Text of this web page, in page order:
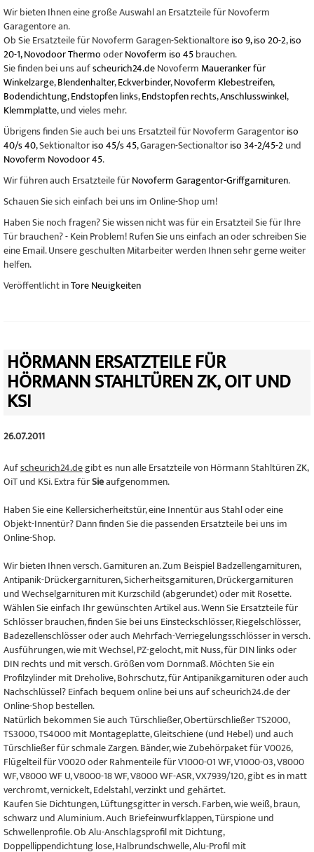
Wir bieten Ihnen eine große Auswahl an Ersatzteile für Novoferm
Garagentore an.
Ob Sie Ersatzteile für Novoferm Garagen-Sektionaltoreiso 9, iso 20-2,iso
20-1, Novodoor ThermooderNovoferm iso 45brauchen.
Sie finden bei uns aufscheurich24.deNovoferm Maueranker für
Winkelzarge,Blendenhalter,Eckverbinder,Novoferm Klebestreifen,
Bodendichtung,Endstopfen links,Endstopfen rechts,Anschlusswinkel,
Klemmplatte, und vieles mehr.
Übrigens finden Sie auch bei uns Ersatzteil für Novoferm Garagentoriso
40/s 40, Sektionaltoriso 45/s 45, Garagen-Sectionaltoriso 34-2/45-2und
Novoferm Novodoor 45.
Wir führen auch Ersatzteile fürNovoferm Garagentor-Griffgarnituren.
Schauen Sie sich einfach bei uns im Online-Shop um!
Haben Sie noch fragen? Sie wissen nicht was für ein Ersatzteil Sie für Ihre
Tür brauchen? - Kein Problem! Rufen Sie uns einfach an oder schreiben Sie
eine Email. Unsere geschulten Mitarbeiter werden Ihnen sehr gerne weiter
helfen.
Veröffentlicht inTore Neuigkeiten
HÖRMANN ERSATZTEILE FÜR
HÖRMANN STAHLTÜREN ZK, OIT UND
KSI
26.07.2011
Aufscheurich24.degibt es nun alle Ersatzteile von Hörmann Stahltüren ZK,
OiT und KSi. Extra fürSieaufgenommen.
Haben Sie eine Kellersicherheitstür, eine Innentür aus Stahl oder eine
Objekt-Innentür? Dann finden Sie die passenden Ersatzteile bei uns im
Online-Shop.
Wir bieten Ihnen versch. Garnituren an. Zum Beispiel Badzellengarnituren,
Antipanik-Drückergarnituren, Sicherheitsgarnituren, Drückergarnituren
und Wechselgarnituren mit Kurzschild (abgerundet) oder mit Rosette.
Wählen Sie einfach Ihr gewünschten Artikel aus. Wenn Sie Ersatzteile für
Schlösser brauchen, finden Sie bei uns Einsteckschlösser, Riegelschlösser,
Badezellenschlösser oder auch Mehrfach-Verriegelungsschlösser in versch.
Ausführungen, wie mit Wechsel, PZ-gelocht, mit Nuss, für DIN links oder
DIN rechts und mit versch. Größen vom Dornmaß. Möchten Sie ein
Profilzylinder mit Dreholive, Bohrschutz, für Antipanikgarnituren oder auch
Nachschlüssel? Einfach bequem online bei uns auf scheurich24.de der
Online-Shop bestellen.
Natürlich bekommen Sie auch Türschließer, Obertürschließer TS2000,
TS3000, TS4000 mit Montageplatte, Gleitschiene (und Hebel) und auch
Türschließer für schmale Zargen. Bänder, wie Zubehörpaket für V0026,
Flügelteil für V0020 oder Rahmenteile für V1000-01 WF, V1000-03, V8000
WF, V8000 WF U, V8000-18 WF, V8000 WF-ASR, VX7939/120, gibt es in matt
verchromt, vernickelt, Edelstahl, verzinkt und gehärtet.
Kaufen Sie Dichtungen, Lüftungsgitter in versch. Farben, wie weiß, braun,
schwarz und Aluminium. Auch Briefeinwurfklappen, Türspione und
Schwellenprofile. Ob Alu-Anschlagsprofil mit Dichtung,
Doppellippendichtung lose, Halbrundschwelle, Alu-Profil mit